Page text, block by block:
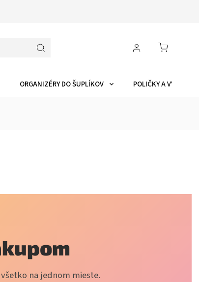
ORGANIZÉRY DO ŠUPLÍKOV POLIČKY A
na jednom mieste.